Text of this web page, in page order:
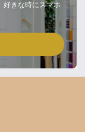
好きな時にスマホ